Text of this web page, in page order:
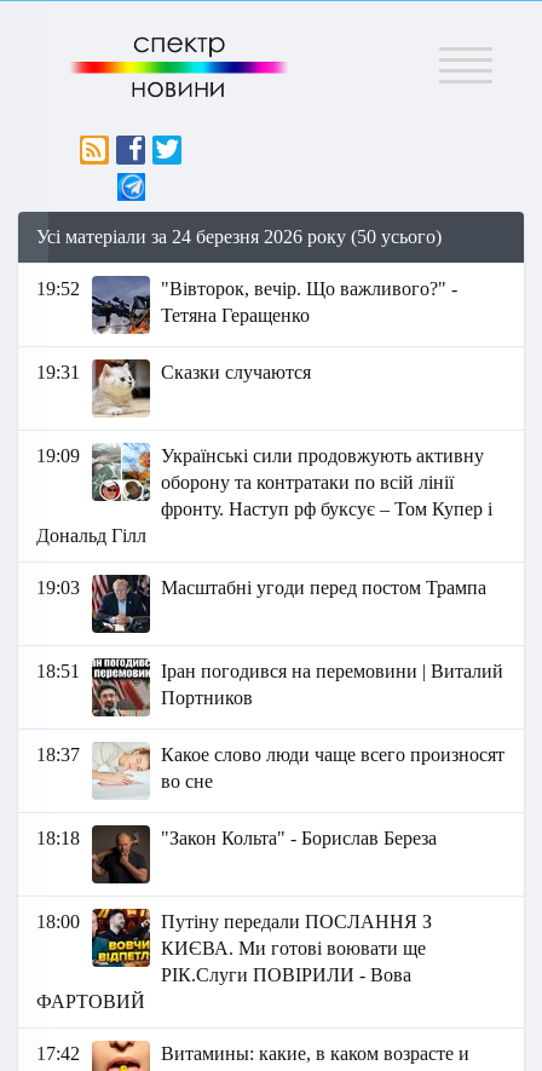
Меню
Усі матеріали за 24 березня 2026 року (50 усього)
19:52
"Вівторок, вечір. Що важливого?" -
Тетяна Геращенко
19:31 Сказки случаются
19:09
Українські сили продовжують активну
оборону та контратаки по всій лінії
фронту. Наступ рф буксує – Том Купер і
Дональд Гілл
19:03 Масштабні угоди перед постом Трампа
18:51
Іран погодився на перемовини | Виталий
Портников
18:37
Какое слово люди чаще всего произносят
во сне
18:18 "Закон Кольта" - Борислав Береза
18:00
Путіну передали ПОСЛАННЯ З
КИЄВА. Ми готові воювати ще
РІК.Слуги ПОВІРИЛИ - Вова
ФАРТОВИЙ
17:42
Витамины: какие, в каком возрасте и